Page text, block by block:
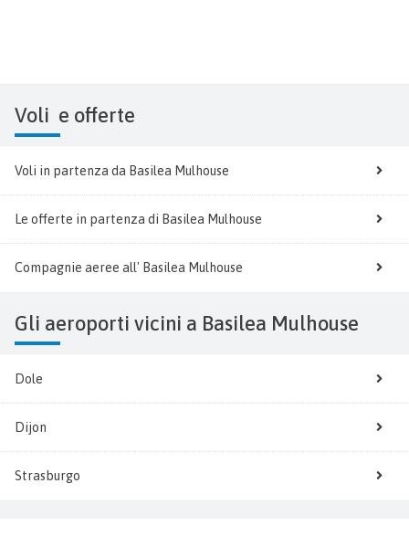
Voli e offerte
Voli in partenza da Basilea Mulhouse
Le offerte in partenza di Basilea Mulhouse
Compagnie aeree all' Basilea Mulhouse
Gli aeroporti vicini a Basilea Mulhouse
Dole
Dijon
Strasburgo